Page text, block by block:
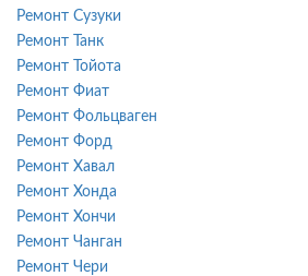
Ремонт Сузуки
Ремонт Танк
Ремонт Тойота
Ремонт Фиат
Ремонт Фольцваген
Ремонт Форд
Ремонт Хавал
Ремонт Хонда
Ремонт Хончи
Ремонт Чанган
Ремонт Чери